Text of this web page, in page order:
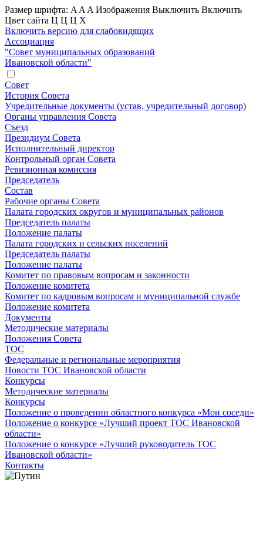
Размер шрифта: A A A Изображения Выключить Включить
Цвет сайта Ц Ц Ц Х
Включить версию для слабовидящих
Ассоциация
"Совет муниципальных образований
Ивановской области"
Совет
История Совета
Учредительные документы (устав, учредительный договор)
Органы управления Совета
Съезд
Президиум Совета
Исполнительный директор
Контрольный орган Совета
Ревизионная комиссия
Председатель
Состав
Рабочие органы Совета
Палата городских округов и муниципальных районов
Председатель палаты
Положение палаты
Палата городских и сельских поселений
Председатель палаты
Положение палаты
Комитет по правовым вопросам и законности
Положение комитета
Комитет по кадровым вопросам и муниципальной службе
Положение комитета
Документы
Методические материалы
Положения Совета
ТОС
Федеральные и региональные мероприятия
Новости ТОС Ивановской области
Конкурсы
Методические материалы
Конкурсы
Положение о проведении областного конкурса «Мои соседи»
Положение о конкурсе «Лучший проект ТОС Ивановской
области»
Положение о конкурсе «Лучший руководитель ТОС
Ивановской области»
Контакты